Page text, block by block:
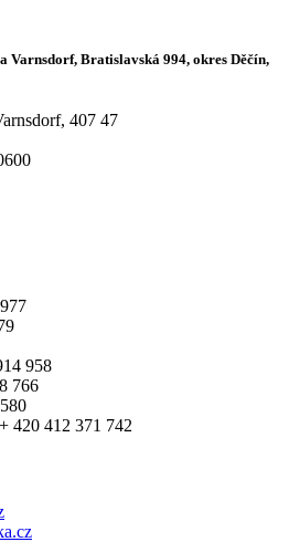
Varnsdorf, Bratislavská 994, okres Děčín,
407 47
958
766
+ 420 412 371 742